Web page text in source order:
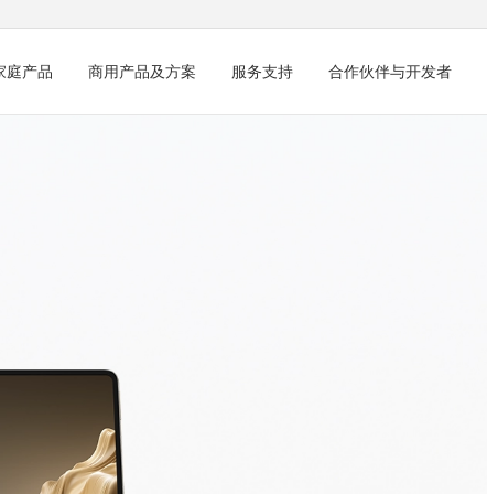
庭产品 商用产品及方案 服务支持 合作伙伴与开发者